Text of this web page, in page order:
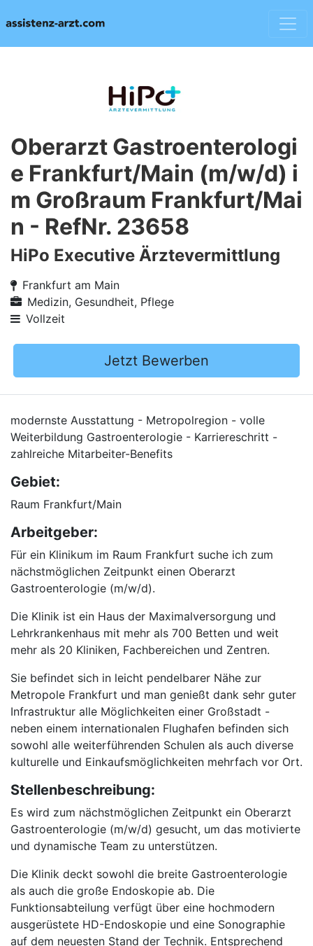
Oberarzt Gastroenterologi
e Frankfurt/Main (m/w/d) i
m Großraum Frankfurt/Mai
n - RefNr. 23658
HiPo Executive Ärztevermittlung
Frankfurt am Main
Medizin, Gesundheit, Pflege
Vollzeit
Jetzt Bewerben
modernste Ausstattung - Metropolregion - volle
Weiterbildung Gastroenterologie - Karriereschritt -
zahlreiche Mitarbeiter-Benefits
Gebiet:
Raum Frankfurt/Main
Arbeitgeber:
Für ein Klinikum im Raum Frankfurt suche ich zum
nächstmöglichen Zeitpunkt einen Oberarzt
Gastroenterologie (m/w/d).
Die Klinik ist ein Haus der Maximalversorgung und
Lehrkrankenhaus mit mehr als 700 Betten und weit
mehr als 20 Kliniken, Fachbereichen und Zentren.
Sie befindet sich in leicht pendelbarer Nähe zur
Metropole Frankfurt und man genießt dank sehr guter
Infrastruktur alle Möglichkeiten einer Großstadt -
neben einem internationalen Flughafen befinden sich
sowohl alle weiterführenden Schulen als auch diverse
kulturelle und Einkaufsmöglichkeiten mehrfach vor Ort.
Stellenbeschreibung:
Es wird zum nächstmöglichen Zeitpunkt ein Oberarzt
Gastroenterologie (m/w/d) gesucht, um das motivierte
und dynamische Team zu unterstützen.
Die Klinik deckt sowohl die breite Gastroenterologie
als auch die große Endoskopie ab. Die
Funktionsabteilung verfügt über eine hochmodern
ausgerüstete HD-Endoskopie und eine Sonographie
auf dem neuesten Stand der Technik. Entsprechend